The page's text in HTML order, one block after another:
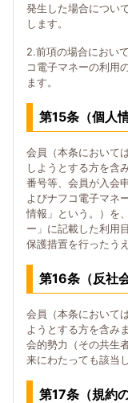
発生した場合につい
します。
2.前項の場合におい
コ電子マネーの利用
ます。
第15条（個人
会員（本条において
しようとする方を含
番号等、会員が入会
よびナフコ電子マネ
情報」という。）を
ー」に記載した利用
保護措置を行ったう
第16条（反社
会員（本条において
ようとする方を含み
会的勢力（その共生
来にわたっても該当
第17条（規約